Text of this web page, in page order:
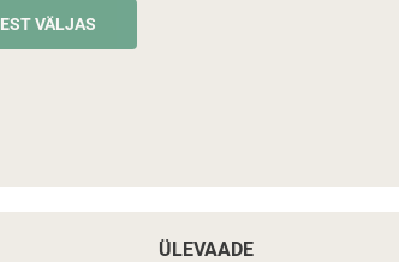
VÄLJAS
ÜLEVAADE